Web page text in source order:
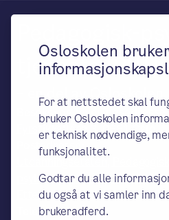
Osloskolen
For at nettstedet skal
bruker Osloskolen
er teknisk nødvendige,
funksjonalitet.
Godtar du alle
du også at vi samler inn
brukeradferd.
tjeneste (PPT)
– en del av Osloskolen
Besøks- og leveringsadresse:
Fyrstikkalléen 3, 0661 Oslo
Postadresse:
Utdanningsetaten, Pedagogisk
psykologisk-tjeneste, Pb 6127
Etterstad, 0602 OSLO
Telefon: